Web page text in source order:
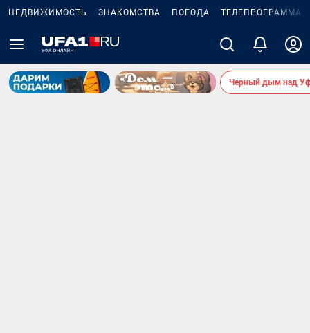
НЕДВИЖИМОСТЬ ЗНАКОМСТВА ПОГОДА ТЕЛЕПРОГРАММА
Черный дым над